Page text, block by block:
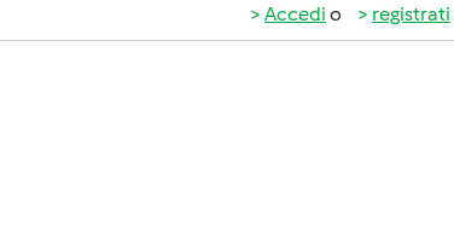
Accedi o registrati